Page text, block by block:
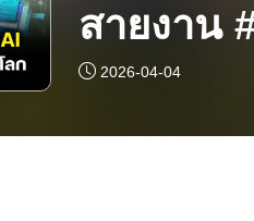
สายงาน
2026-04-04